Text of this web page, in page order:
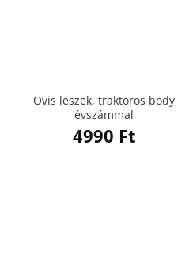
Ovis leszek, traktoros body
évszámmal
4990 Ft